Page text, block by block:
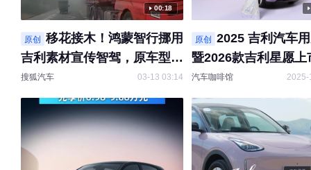
00:18
原创
移花接木！鸿蒙智行挪用
吉利素材宣传智驾，原车型为
吉利星愿，车主称纯手动操
作。
搜狐汽车 03-13 03:14
原创
2025 吉利汽车
暨2026款吉利星愿上
会直播回放
汽车咖啡馆 2025-